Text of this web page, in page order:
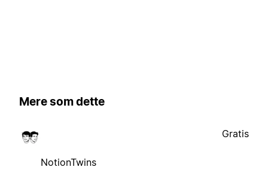
Mere som dette
NotionTwins
Gratis